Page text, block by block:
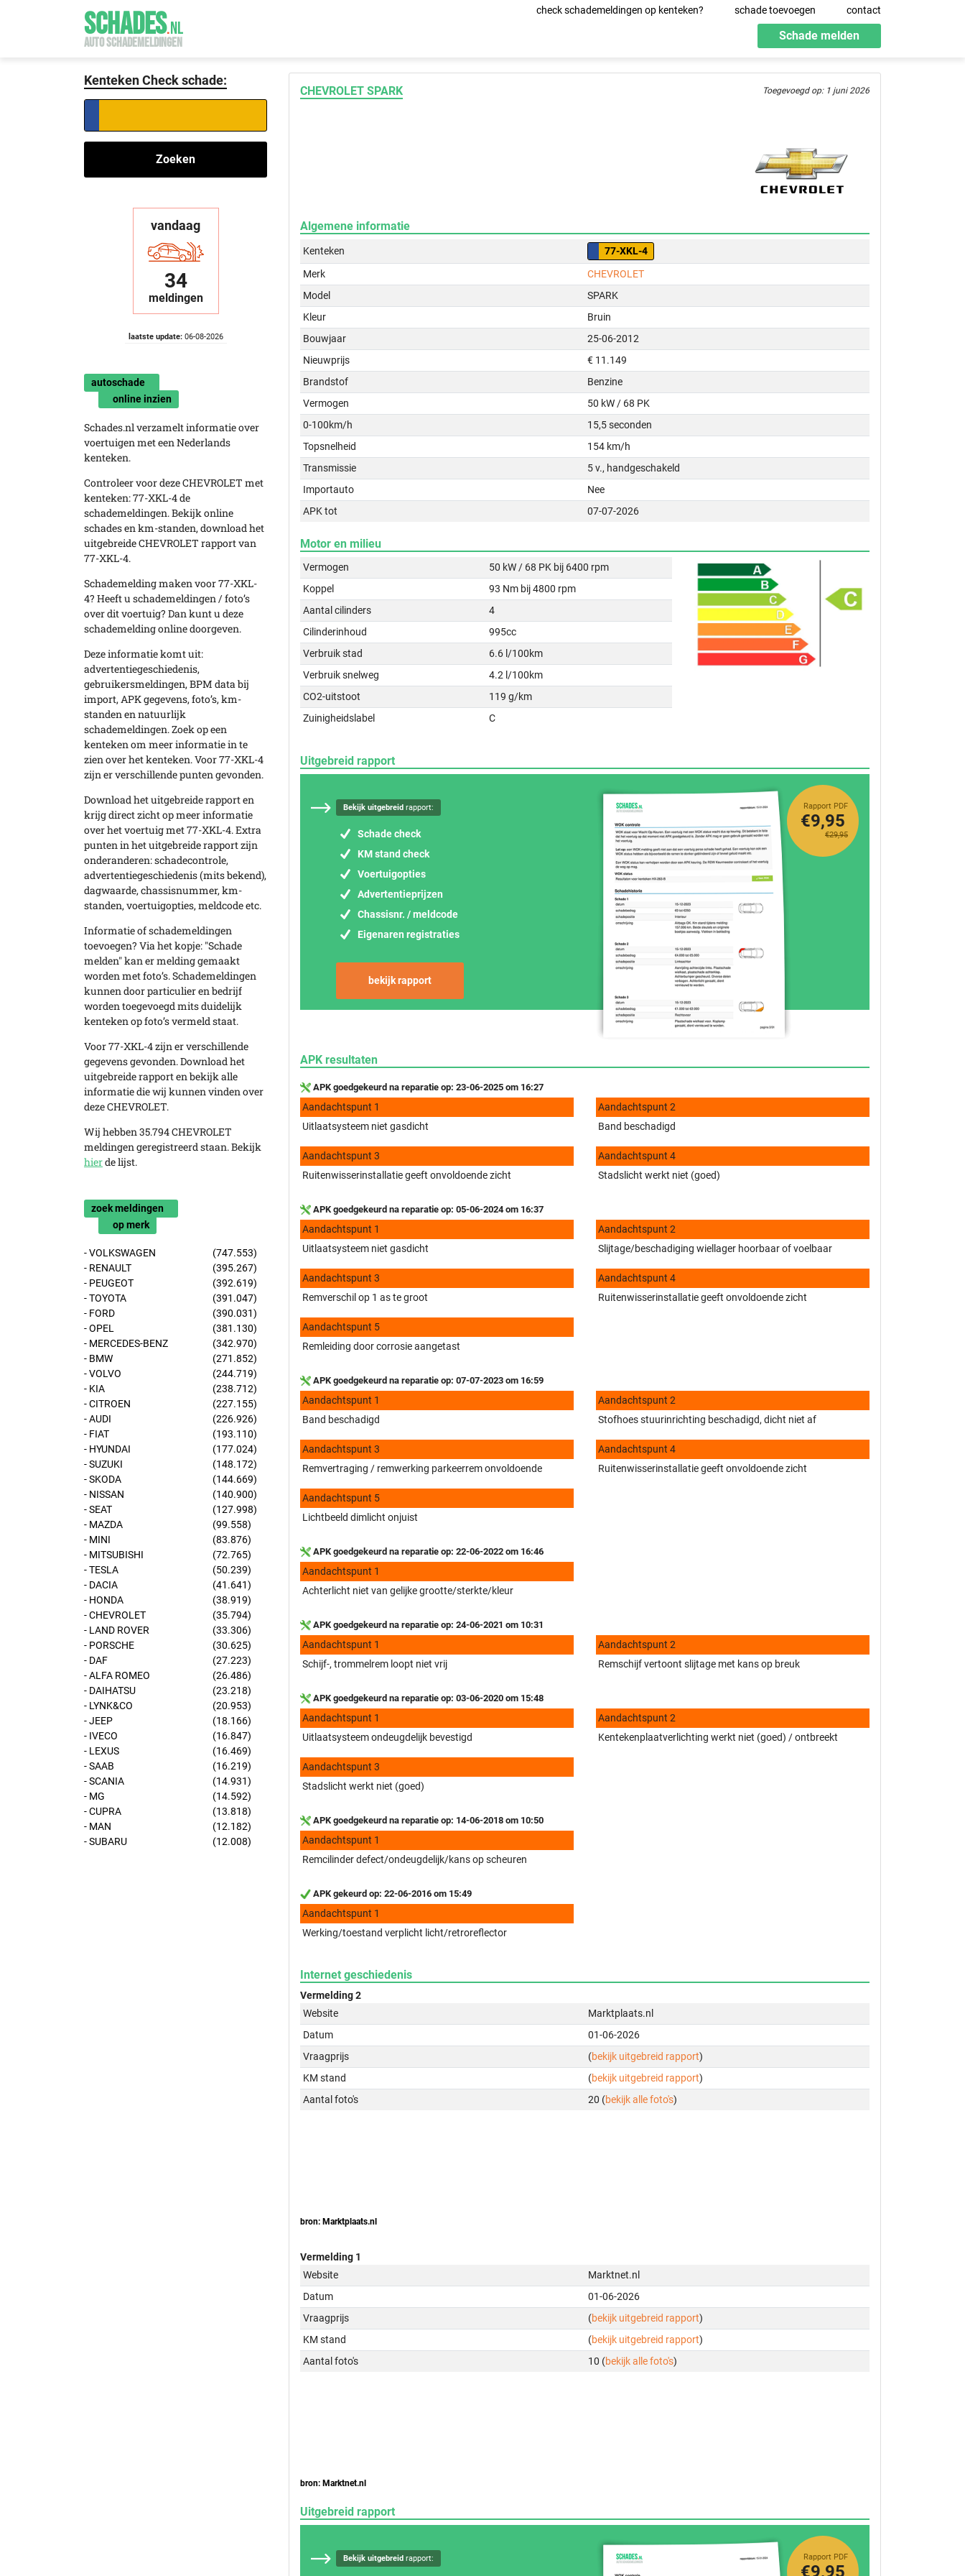
SCHADES.NL
AUTO SCHADEMELDINGEN
check schademeldingen op kenteken? schade toevoegen contact
Schade melden
Kenteken Check schade:
Zoeken
vandaag
34
meldingen
laatste update:06-08-2026
autoschade
online inzien
Schades.nl verzamelt informatie over
voertuigen met een Nederlands
kenteken.
Controleer voor deze CHEVROLET met
kenteken: 77-XKL-4 de
schademeldingen. Bekijk online
schades en km-standen, download het
uitgebreide CHEVROLET rapport van
77-XKL-4.
Schademelding maken voor 77-XKL-
4? Heeft u schademeldingen / foto’s
over dit voertuig? Dan kunt u deze
schademelding online doorgeven.
Deze informatie komt uit:
advertentiegeschiedenis,
gebruikersmeldingen, BPM data bij
import, APK gegevens, foto’s, km-
standen en natuurlijk
schademeldingen. Zoek op een
kenteken om meer informatie in te
zien over het kenteken. Voor 77-XKL-4
zijn er verschillende punten gevonden.
Download het uitgebreide rapport en
krijg direct zicht op meer informatie
over het voertuig met 77-XKL-4. Extra
punten in het uitgebreide rapport zijn
onderanderen: schadecontrole,
advertentiegeschiedenis (mits bekend),
dagwaarde, chassisnummer, km-
standen, voertuigopties, meldcode etc.
Informatie of schademeldingen
toevoegen? Via het kopje: "Schade
melden" kan er melding gemaakt
worden met foto’s. Schademeldingen
kunnen door particulier en bedrijf
worden toegevoegd mits duidelijk
kenteken op foto’s vermeld staat.
Voor 77-XKL-4 zijn er verschillende
gegevens gevonden. Download het
uitgebreide rapport en bekijk alle
informatie die wij kunnen vinden over
deze CHEVROLET.
Wij hebben 35.794 CHEVROLET
meldingen geregistreerd staan. Bekijk
hierde lijst.
zoek meldingen
op merk
- VOLKSWAGEN
(747.553)
- RENAULT
(395.267)
- PEUGEOT
(392.619)
- TOYOTA
(391.047)
- FORD
(390.031)
- OPEL
(381.130)
- MERCEDES-BENZ
(342.970)
- BMW
(271.852)
- VOLVO
(244.719)
- KIA
(238.712)
- CITROEN
(227.155)
- AUDI
(226.926)
- FIAT
(193.110)
- HYUNDAI
(177.024)
- SUZUKI
(148.172)
- SKODA
(144.669)
- NISSAN
(140.900)
- SEAT
(127.998)
- MAZDA
(99.558)
- MINI
(83.876)
- MITSUBISHI
(72.765)
- TESLA
(50.239)
- DACIA
(41.641)
- HONDA
(38.919)
- CHEVROLET
(35.794)
- LAND ROVER
(33.306)
- PORSCHE
(30.625)
- DAF
(27.223)
- ALFA ROMEO
(26.486)
- DAIHATSU
(23.218)
- LYNK&CO
(20.953)
- JEEP
(18.166)
- IVECO
(16.847)
- LEXUS
(16.469)
- SAAB
(16.219)
- SCANIA
(14.931)
- MG
(14.592)
- CUPRA
(13.818)
- MAN
(12.182)
- SUBARU
(12.008)
CHEVROLET SPARK Toegevoegd op: 1 juni 2026
Algemene informatie
Kenteken
77-XKL-4
Merk
CHEVROLET
Model
SPARK
Kleur
Bruin
Bouwjaar
25-06-2012
Nieuwprijs
€ 11.149
Brandstof
Benzine
Vermogen
50 kW / 68 PK
0-100km/h
15,5 seconden
Topsnelheid
154 km/h
Transmissie
5 v., handgeschakeld
Importauto
Nee
APK tot
07-07-2026
Motor en milieu
Vermogen
50 kW / 68 PK bij 6400 rpm
Koppel
93 Nm bij 4800 rpm
Aantal cilinders
4
Cilinderinhoud
995cc
Verbruik stad
6.6 l/100km
Verbruik snelweg
4.2 l/100km
CO2-uitstoot
119 g/km
Zuinigheidslabel
C
Uitgebreid rapport
Bekijk uitgebreid rapport:
Schade check
KM stand check
Voertuigopties
Advertentieprijzen
Chassisnr. / meldcode
Eigenaren registraties
bekijk rapport
Rapport PDF
€29,95
€9,95
APK resultaten
APK goedgekeurd na reparatie op: 23-06-2025 om 16:27
Aandachtspunt 1
Uitlaatsysteem niet gasdicht
Aandachtspunt 2
Band beschadigd
Aandachtspunt 3
Ruitenwisserinstallatie geeft onvoldoende zicht
Aandachtspunt 4
Stadslicht werkt niet (goed)
APK goedgekeurd na reparatie op: 05-06-2024 om 16:37
Aandachtspunt 1
Uitlaatsysteem niet gasdicht
Aandachtspunt 2
Slijtage/beschadiging wiellager hoorbaar of voelbaar
Aandachtspunt 3
Remverschil op 1 as te groot
Aandachtspunt 4
Ruitenwisserinstallatie geeft onvoldoende zicht
Aandachtspunt 5
Remleiding door corrosie aangetast
APK goedgekeurd na reparatie op: 07-07-2023 om 16:59
Aandachtspunt 1
Band beschadigd
Aandachtspunt 2
Stofhoes stuurinrichting beschadigd, dicht niet af
Aandachtspunt 3
Remvertraging / remwerking parkeerrem onvoldoende
Aandachtspunt 4
Ruitenwisserinstallatie geeft onvoldoende zicht
Aandachtspunt 5
Lichtbeeld dimlicht onjuist
APK goedgekeurd na reparatie op: 22-06-2022 om 16:46
Aandachtspunt 1
Achterlicht niet van gelijke grootte/sterkte/kleur
APK goedgekeurd na reparatie op: 24-06-2021 om 10:31
Aandachtspunt 1
Schijf-, trommelrem loopt niet vrij
Aandachtspunt 2
Remschijf vertoont slijtage met kans op breuk
APK goedgekeurd na reparatie op: 03-06-2020 om 15:48
Aandachtspunt 1
Uitlaatsysteem ondeugdelijk bevestigd
Aandachtspunt 2
Kentekenplaatverlichting werkt niet (goed) / ontbreekt
Aandachtspunt 3
Stadslicht werkt niet (goed)
APK goedgekeurd na reparatie op: 14-06-2018 om 10:50
Aandachtspunt 1
Remcilinder defect/ondeugdelijk/kans op scheuren
APK gekeurd op: 22-06-2016 om 15:49
Aandachtspunt 1
Werking/toestand verplicht licht/retroreflector
Internet geschiedenis
Vermelding 2
Website
Marktplaats.nl
Datum
01-06-2026
Vraagprijs
(bekijk uitgebreid rapport)
KM stand
(bekijk uitgebreid rapport)
Aantal foto's
20 (bekijk alle foto's)
bron: Marktplaats.nl
Vermelding 1
Website
Marktnet.nl
Datum
01-06-2026
Vraagprijs
(bekijk uitgebreid rapport)
KM stand
(bekijk uitgebreid rapport)
Aantal foto's
10 (bekijk alle foto's)
bron: Marktnet.nl
Uitgebreid rapport
Bekijk uitgebreid rapport: Rapport PDF
€9,95